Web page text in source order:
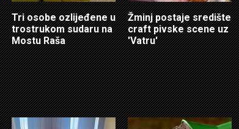
Tri osobe ozlijeđene u
trostrukom sudaru na
Mostu Raša
Žminj postaje središte
craft pivske scene uz
'Vatru'